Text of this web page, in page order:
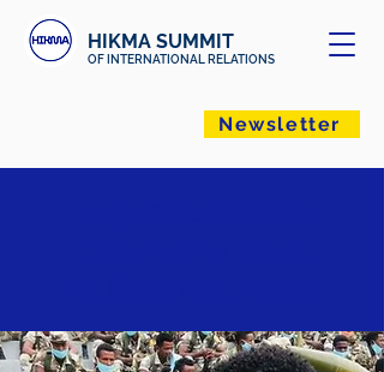
HIKMA SUMMIT
OF INTERNATIONAL RELATIONS
Newsletter